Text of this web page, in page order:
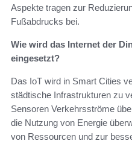
Aspekte tragen zur
Fußabdrucks bei.
Wie wird das Internet der
eingesetzt?
Das IoT wird in Smart Cities
städtische Infrastrukturen zu
Sensoren Verkehrsströme
die Nutzung von Energie
von Ressourcen und zur